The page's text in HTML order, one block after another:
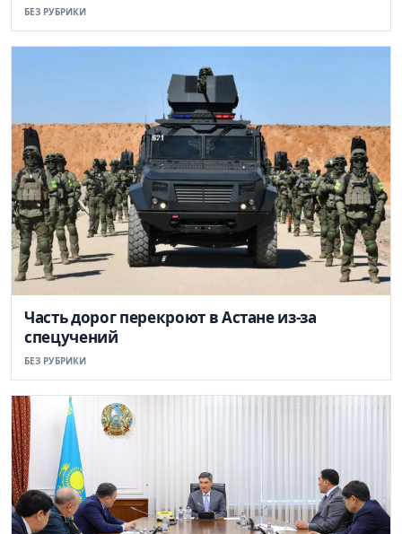
БЕЗ РУБРИКИ
Часть дорог перекроют в Астане из-за
спецучений
БЕЗ РУБРИКИ